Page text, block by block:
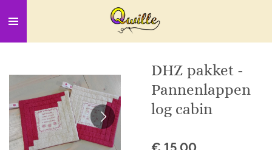
direct
naar
hoofdinhoud
DHZ pakket -
Pannenlappen
log cabin